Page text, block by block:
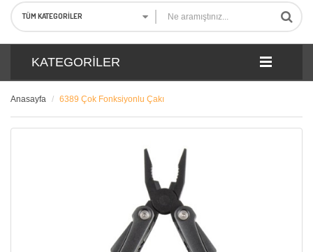
TÜM KATEGORILER
KATEGORILER
Anasayfa 6389 Çok Fonksiyonlu Çakı